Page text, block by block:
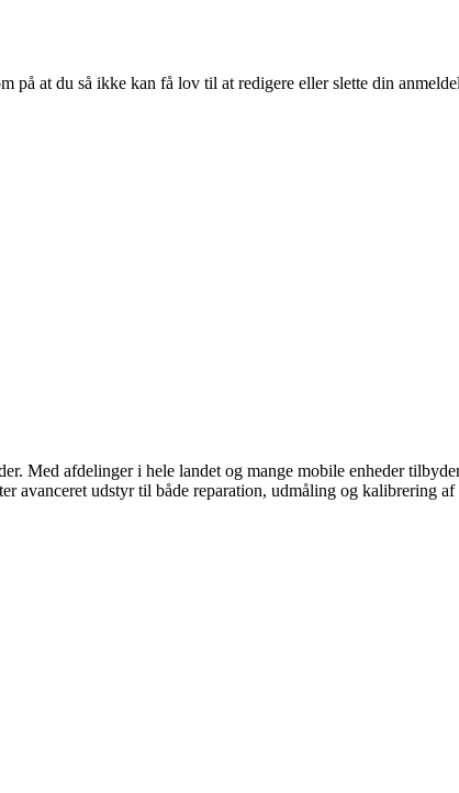
på at du så ikke kan få lov til at redigere eller slette din
Med afdelinger i hele landet og mange mobile enheder
udstyr til både reparation, udmåling og kalibrering af